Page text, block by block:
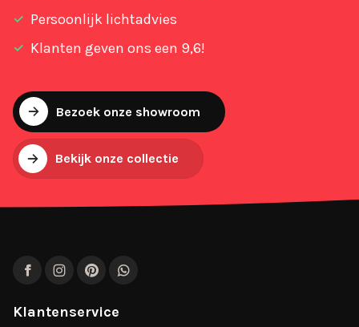
Persoonlijk lichtadvies
Klanten geven ons een 9,6!
Bezoek onze showroom
Bekijk onze collectie
FacebookInstagram
PinterestWhatsApp
Klantenservice